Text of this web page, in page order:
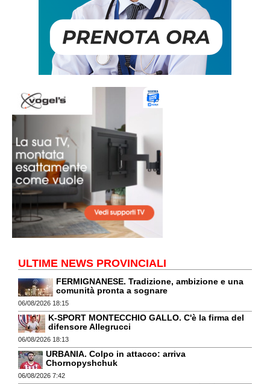
ULTIME NEWS PROVINCIALI
FERMIGNANESE. Tradizione, ambizione e una
comunità pronta a sognare
06/08/2026 18:15
K-SPORT MONTECCHIO GALLO. C'è la firma del
difensore Allegrucci
06/08/2026 18:13
URBANIA. Colpo in attacco: arriva
Chornopyshchuk
06/08/2026 7:42